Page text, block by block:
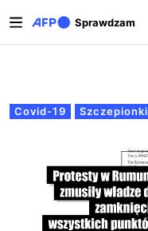
Sprawdzam
Zakładki
Covid-19 Szczepionki